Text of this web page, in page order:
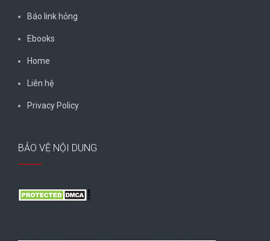
Báo link hỏng
Ebooks
Home
Liên hệ
Privacy Policy
BẢO VỆ NỘI DUNG